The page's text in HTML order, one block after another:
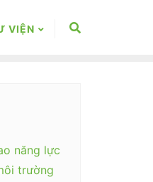
VIỆN
năng lực
trường